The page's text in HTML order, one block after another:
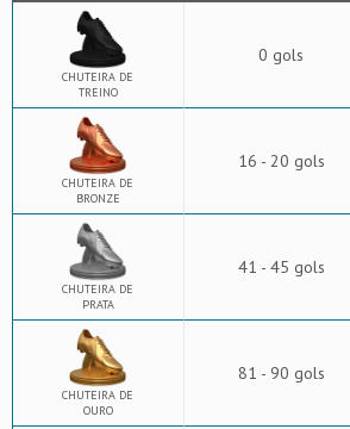
CHUTEIRA DE
TREINO
0 gols
CHUTEIRA DE
BRONZE
16 - 20 gols
CHUTEIRA DE
PRATA
41 - 45 gols
CHUTEIRA DE
OURO
81 - 90 gols